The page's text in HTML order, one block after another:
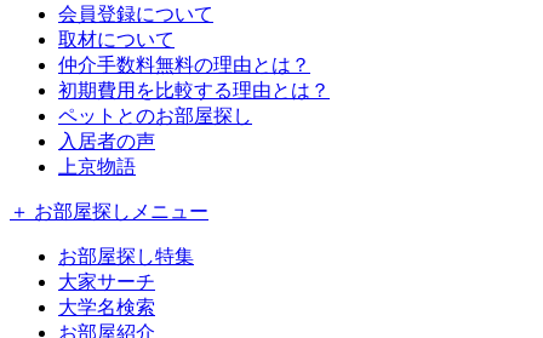
会員登録について
取材について
仲介手数料無料の理由とは？
初期費用を比較する理由とは？
ペットとのお部屋探し
入居者の声
上京物語
＋ お部屋探しメニュー
お部屋探し特集
大家サーチ
大学名検索
お部屋紹介